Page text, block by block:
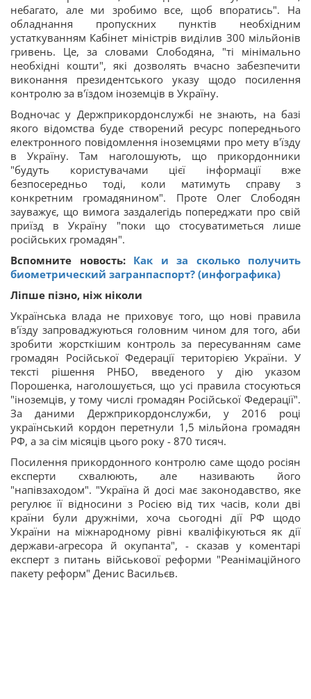
небагато, але ми зробимо все, щоб впоратись". На
обладнання пропускних пунктів необхідним
устаткуванням Кабінет міністрів виділив 300 мільйонів
гривень. Це, за словами Слободяна, "ті мінімально
необхідні кошти", які дозволять вчасно забезпечити
виконання президентського указу щодо посилення
контролю за в'їздом іноземців в Україну.
Водночас у Держприкордонслужбі не знають, на базі
якого відомства буде створений ресурс попереднього
електронного повідомлення іноземцями про мету в'їзду
в Україну. Там наголошують, що прикордонники
"будуть користувачами цієї інформації вже
безпосередньо тоді, коли матимуть справу з
конкретним громадянином". Проте Олег Слободян
зауважує, що вимога заздалегідь попереджати про свій
приїзд в Україну "поки що стосуватиметься лише
російських громадян".
Вспомните новость: Как и за сколько получить
биометрический загранпаспорт? (инфографика)
Ліпше пізно, ніж ніколи
Українська влада не приховує того, що нові правила
в'їзду запроваджуються головним чином для того, аби
зробити жорсткішим контроль за пересуванням саме
громадян Російської Федерації територією України. У
тексті рішення РНБО, введеного у дію указом
Порошенка, наголошується, що усі правила стосуються
"іноземців, у тому числі громадян Російської Федерації".
За даними Держприкордонслужби, у 2016 році
український кордон перетнули 1,5 мільйона громадян
РФ, а за сім місяців цього року - 870 тисяч.
Посилення прикордонного контролю саме щодо росіян
експерти схвалюють, але називають його
"напівзаходом". "Україна й досі має законодавство, яке
регулює її відносини з Росією від тих часів, коли дві
країни були дружніми, хоча сьогодні дії РФ щодо
України на міжнародному рівні кваліфікуються як дії
держави-агресора й окупанта", - сказав у коментарі
експерт з питань військової реформи "Реанімаційного
пакету реформ" Денис Васильєв.